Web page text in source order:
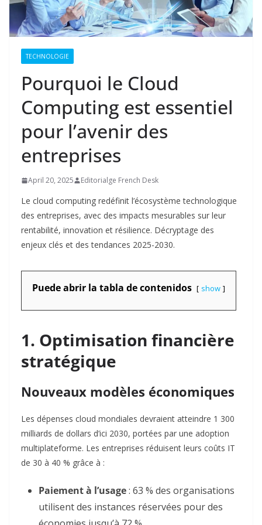
TECHNOLOGIE
Pourquoi le Cloud
Computing est essentiel
pour l’avenir des
entreprises
April 20, 2025 Editorialge French Desk
Le cloud computing redéfinit l’écosystème technologique
des entreprises, avec des impacts mesurables sur leur
rentabilité, innovation et résilience. Décryptage des
enjeux clés et des tendances 2025-2030.
Puede abrir la tabla de contenidos show
1. Optimisation financière
stratégique
Nouveaux modèles économiques
Les dépenses cloud mondiales devraient atteindre 1 300
milliards de dollars d’ici 2030, portées par une adoption
multiplateforme. Les entreprises réduisent leurs coûts IT
de 30 à 40 % grâce à :
Paiement à l’usage: 63 % des organisations
utilisent des instances réservées pour des